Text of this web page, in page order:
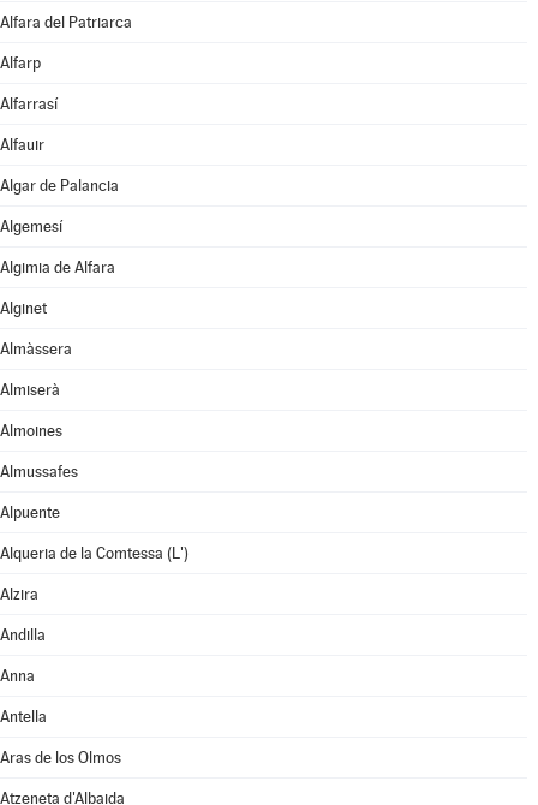
Alfara del Patriarca
Alfarp
Alfarrasí
Alfauir
Algar de Palancia
Algemesí
Algimia de Alfara
Alginet
Almàssera
Almiserà
Almoines
Almussafes
Alpuente
Alqueria de la Comtessa (L')
Alzira
Andilla
Anna
Antella
Aras de los Olmos
Atzeneta d'Albaida